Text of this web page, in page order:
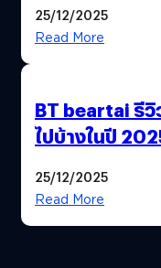
25/12/2025
Read More
BT beartai รี
ไปบ้างในปี
25/12/2025
Read More